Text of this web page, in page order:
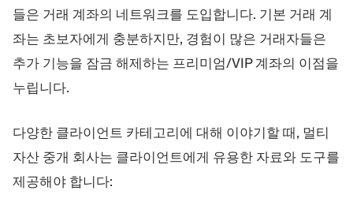
들은 거래 계좌의 네트워크를 도입합니다. 기본 거래 계
좌는 초보자에게 충분하지만, 경험이 많은 거래자들은
추가 기능을 잠금 해제하는 프리미엄/VIP 계좌의 이점을
누립니다.
다양한 클라이언트 카테고리에 대해 이야기할 때, 멀티
자산 중개 회사는 클라이언트에게 유용한 자료와 도구를
제공해야 합니다: